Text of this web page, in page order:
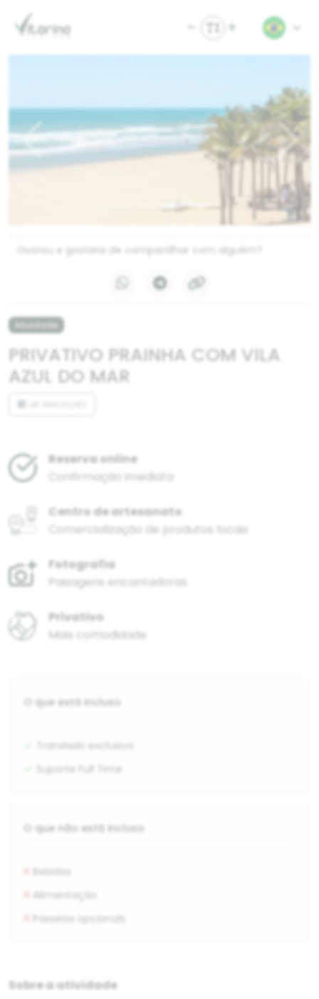
Previous Next
Gostou e gostaria de compartilhar com alguém?
Atividade
PRIVATIVO PRAINHA COM VILA
AZUL DO MAR
Reserva online
Confirmação imediata
Centro de artesanato
Comercialização de produtos locais
Fotografia
Paisagens encantadoras
Privativo
Mais comodidade
O que está incluso
Translado exclusivo
Suporte Full Time
O que não está incluso
Bebidas
Alimentação
Passeios opcionais
Sobre a atividade